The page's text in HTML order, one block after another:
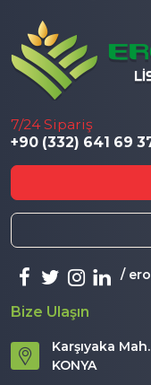
Bize Ulaşın
Karşıyaka
KONYA
7/24 Sipariş
+90 (332) 641 69